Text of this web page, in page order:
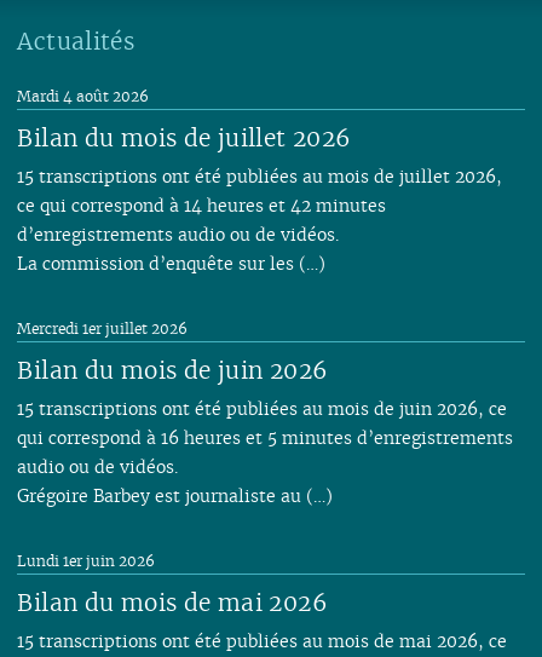
Actualités
Bilan du mois de juillet 2026
Mardi 4 août 2026
15 transcriptions ont été publiées au mois de juillet 2026,
ce qui correspond à 14 heures et 42 minutes
d’enregistrements audio ou de vidéos.
La commission d’enquête sur les (…)
Bilan du mois de juin 2026
Mercredi 1er juillet 2026
15 transcriptions ont été publiées au mois de juin 2026, ce
qui correspond à 16 heures et 5 minutes d’enregistrements
audio ou de vidéos.
Grégoire Barbey est journaliste au (…)
Bilan du mois de mai 2026
Lundi 1er juin 2026
15 transcriptions ont été publiées au mois de mai 2026, ce